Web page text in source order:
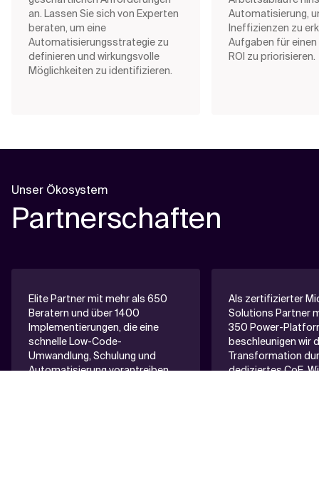
an. Lassen Sie sich von Experten
beraten, um eine
Automatisierungsstrategie zu
definieren und wirkungsvolle
Möglichkeiten zu identifizieren.
Automatisierung,
Ineffizienzen zu
Aufgaben für
ROI zu priorisieren.
Unser Ökosystem
Partnerschaften
Elite Partner mit mehr als 650
Beratern und über 1400
Implementierungen, die eine
schnelle Low-Code-
Umwandlung, Schulung und
Automatisierung vorantreiben.
Als zertifizierter
Solutions Partner
350 Power-
beschleunigen wir
Transformation
dediziertes CoE.